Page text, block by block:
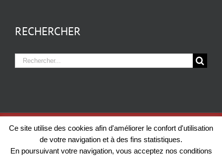
RECHERCHER
Rechercher:
Copyright 2012 - 2026 KEIFLIN & FILS | Tous droits réservés |Mentions
légales
| Création: IN Connexion
Ce site utilise des cookies afin d'améliorer le confort d'utilisation
de votre navigation et à des fins statistiques.
En poursuivant votre navigation, vous acceptez nos conditions